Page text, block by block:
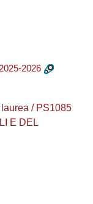
2026
/ PS1085
E DEL